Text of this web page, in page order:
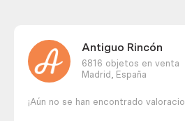
Antiguo Rincón
6816 objetos en venta
Madrid,
España
¡Aún no se han encontrado